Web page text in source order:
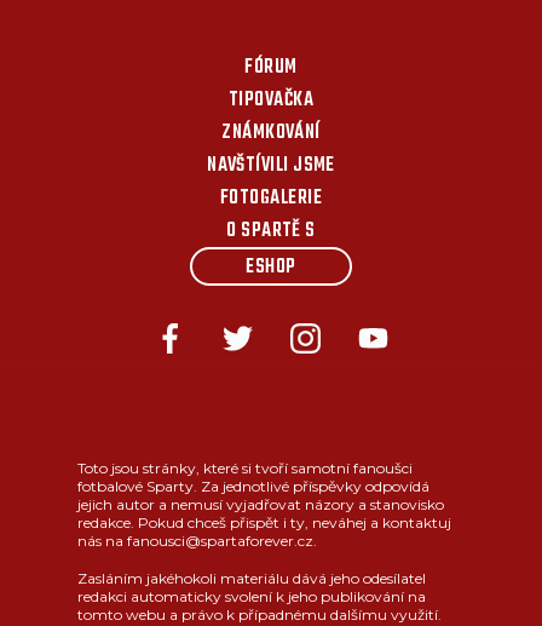
FÓRUM
TIPOVAČKA
ZNÁMKOVÁNÍ
NAVŠTÍVILI JSME
FOTOGALERIE
O SPARTĚ S
ESHOP
Toto jsou stránky, které si tvoří samotní fanoušci
fotbalové Sparty. Za jednotlivé příspěvky odpovídá
jejich autor a nemusí vyjadřovat názory a stanovisko
redakce. Pokud chceš přispět i ty, neváhej a kontaktuj
nás na fanousci@spartaforever.cz.
Zasláním jakéhokoli materiálu dává jeho odesílatel
redakci automaticky svolení k jeho publikování na
tomto webu a právo k případnému dalšímu využití.